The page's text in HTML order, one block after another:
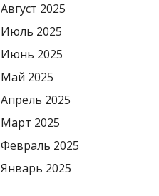
Август 2025
Июль 2025
Июнь 2025
Май 2025
Апрель 2025
Март 2025
Февраль 2025
Январь 2025